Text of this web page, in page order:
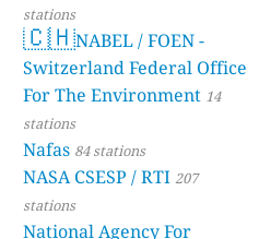
stations
🇨🇭NABEL / FOEN -
Switzerland Federal Office
For The Environment 14
stations
Nafas 84 stations
NASA CSESP / RTI 207
stations
National Agency For